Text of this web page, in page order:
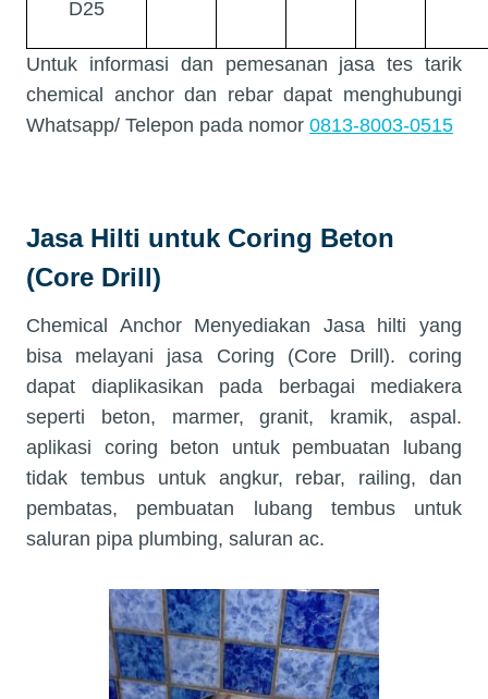
D25
Untuk informasi dan pemesanan jasa tes tarik
chemical anchor dan rebar dapat menghubungi
Whatsapp/ Telepon pada nomor 0813-8003-0515
Jasa Hilti untuk Coring Beton
(Core Drill)
Chemical Anchor Menyediakan Jasa hilti yang
bisa melayani jasa Coring (Core Drill). coring
dapat diaplikasikan pada berbagai mediakera
seperti beton, marmer, granit, kramik, aspal.
aplikasi coring beton untuk pembuatan lubang
tidak tembus untuk angkur, rebar, railing, dan
pembatas, pembuatan lubang tembus untuk
saluran pipa plumbing, saluran ac.